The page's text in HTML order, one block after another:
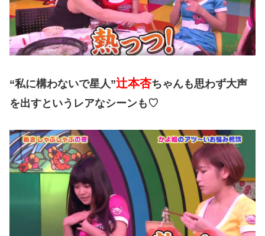
“私に構わないで星人”辻本杏ちゃんも思わず大声
を出すというレアなシーンも♡